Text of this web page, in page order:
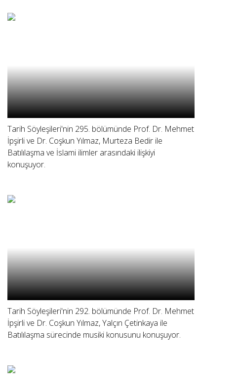
Tarih Söyleşileri'nin 295. bölümünde Prof. Dr. Mehmet
İpşirli ve Dr. Coşkun Yılmaz, Murteza Bedir ile
Batılılaşma ve İslami ilimler arasındaki ilişkiyi
konuşuyor.
Tarih Söyleşileri'nin 292. bölümünde Prof. Dr. Mehmet
İpşirli ve Dr. Coşkun Yılmaz, Yalçın Çetinkaya ile
Batılılaşma sürecinde musiki konusunu konuşuyor.